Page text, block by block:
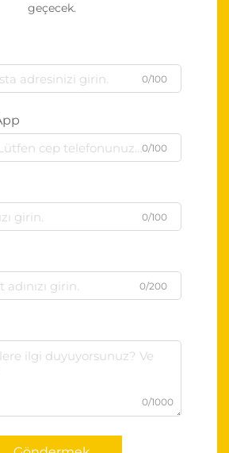
geçecek.
0/100
0/100
0/100
0/200
0/1000